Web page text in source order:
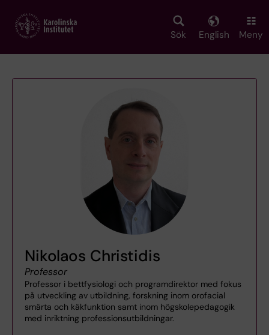
main
Sök English Meny
Nikolaos Christidis
Professor
Professor i bettfysiologi och programdirektor med fokus
på utveckling av utbildning, forskning inom orofacial
smärta och käkfunktion samt inom högskolepedagogik
med inriktning professionsutbildningar.